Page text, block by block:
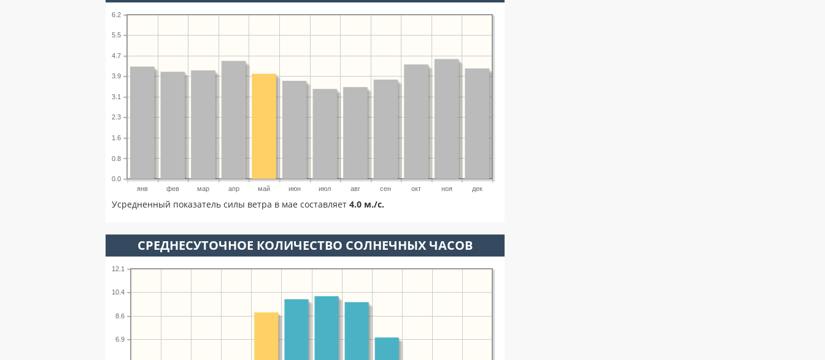
янв фев мар апр май июн июл авг сен окт ноя дек
0.0
0.8
1.6
2.3
3.1
3.9
4.7
5.5
6.2
Усредненный показатель силы ветра в мае составляет 4.0 м./с.
СРЕДНЕСУТОЧНОЕ КОЛИЧЕСТВО СОЛНЕЧНЫХ ЧАСОВ
6.9
8.6
10.4
12.1